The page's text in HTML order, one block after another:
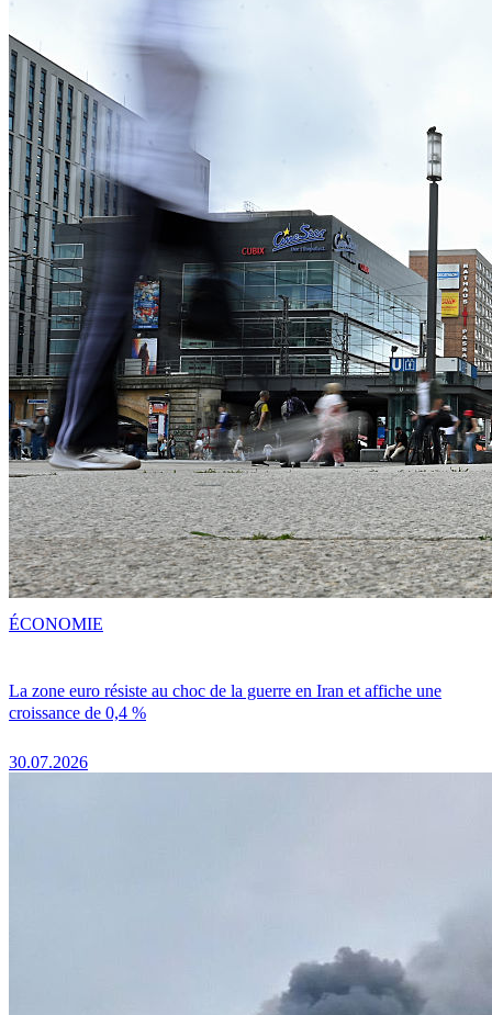
La zone euro résiste au choc de la guerre en Iran et affiche une
croissance de 0,4 %
30.07.2026
ÉCONOMIE